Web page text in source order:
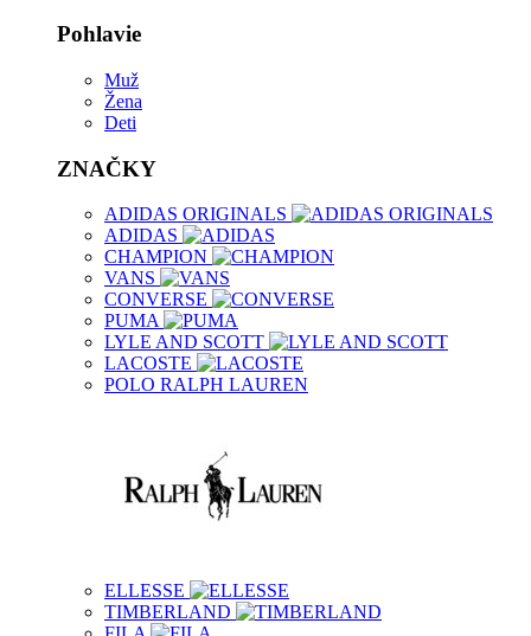
Pohlavie
Muž
Žena
Deti
ZNAČKY
ADIDAS ORIGINALS
ADIDAS
CHAMPION
VANS
CONVERSE
PUMA
LYLE AND SCOTT
LACOSTE
POLO RALPH LAUREN
ELLESSE
TIMBERLAND